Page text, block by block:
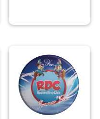
de
prix :
€1.30
à
€4.50
produit
a
plusieurs
variations.